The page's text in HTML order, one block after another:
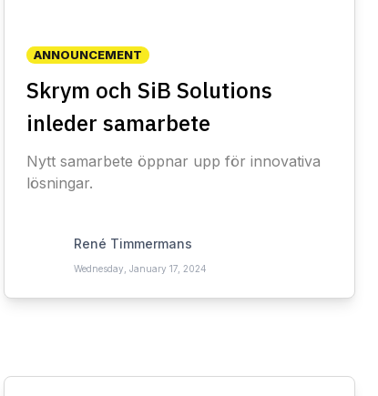
ANNOUNCEMENT
Skrym och SiB Solutions
inleder samarbete
Nytt samarbete öppnar upp för innovativa
lösningar.
René Timmermans
Wednesday, January 17, 2024